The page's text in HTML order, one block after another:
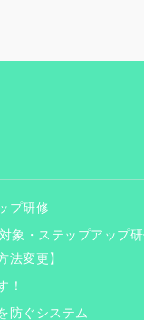
プ研修
象・ステップアップ
法変更】
！
防ぐシステム